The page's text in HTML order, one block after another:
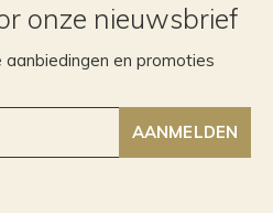
onze nieuwsbrief
en promoties
AANMELDEN